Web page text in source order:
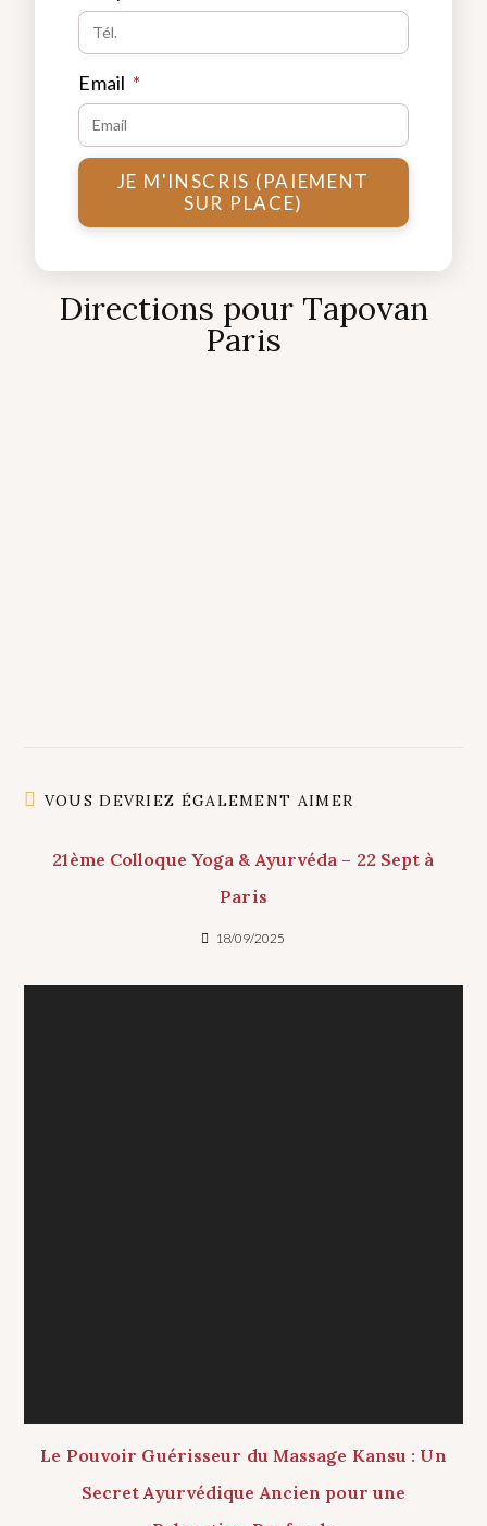
Email
JE M'INSCRIS (PAIEMENT
SUR PLACE)
Directions pour Tapovan
Paris
VOUS DEVRIEZ ÉGALEMENT AIMER
21ème Colloque Yoga & Ayurvéda – 22 Sept à
Paris
18/09/2025
Le Pouvoir Guérisseur du Massage Kansu : Un
Secret Ayurvédique Ancien pour une